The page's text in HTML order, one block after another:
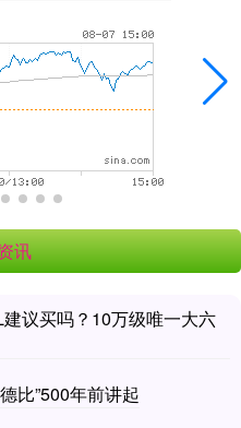
讯
议买吗？10万级唯一大六
比”500年前讲起